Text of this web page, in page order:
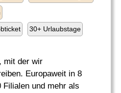
30+ Urlaubstage
mit der wir
Europaweit in 8
Filialen und mehr als